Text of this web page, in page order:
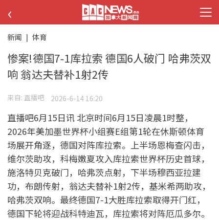
‹
新闻 | 体育
惨案!德国7-1库拉索 德国6人破门 哈弗茨双
响 翁达夫替补1射2传
来自: 直播吧 2026-6-14 16:20
直播吧6月15日讯 北京时间6月15日凌晨1时整，
2026年美加墨世界杯小组赛E组第1轮在休斯顿体育
场展开角逐，德国对阵库拉索。上半场恩梅查闪击，
维尔茨助攻，科梅嫩夏攻入库拉索世界杯历史首球，
施洛特贝克破门，哈弗茨点射，下半场穆西亚拉建
功，布朗传射，翁达夫替补1射2传，基米希两助攻，
哈弗茨双响。最终德国7-1大胜库拉索取得开门红，
德国下轮将迎战科特迪瓦，库拉索将对阵厄瓜多尔。